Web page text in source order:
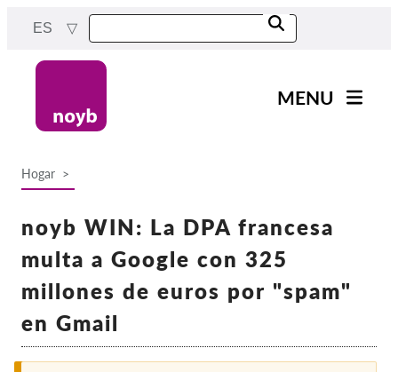
content
ES
MENU
Proyectos
Reports & Resources
Exercise your rights!
Hogar
noyb WIN: La DPA francesa
multa a Google con 325
millones de euros por "spam"
en Gmail